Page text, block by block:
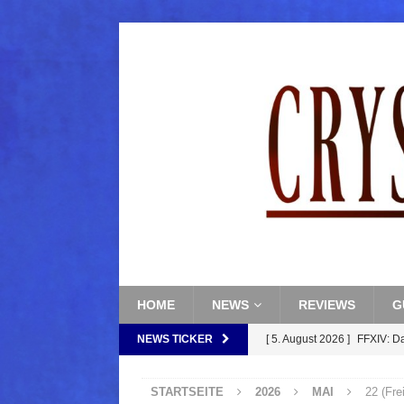
HOME NEWS REVIEWS
NEWS TICKER [ 5. August 2026 ] FFXIV:
FFXIV:
STARTSEITE 2026 MAI 22